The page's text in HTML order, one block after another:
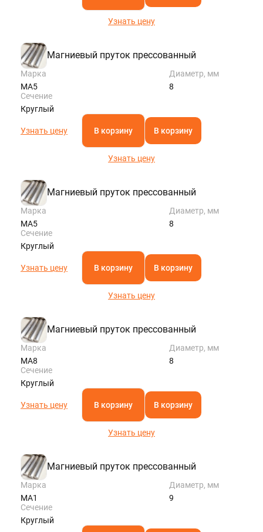
Узнать цену
Магниевый пруток прессованный
Марка
МА5
Диаметр, мм
8
Сечение
Круглый
Узнать цену В корзину В корзину
Узнать цену
Магниевый пруток прессованный
Марка
МА5
Диаметр, мм
8
Сечение
Круглый
Узнать цену В корзину В корзину
Узнать цену
Магниевый пруток прессованный
Марка
МА8
Диаметр, мм
8
Сечение
Круглый
Узнать цену В корзину В корзину
Узнать цену
Магниевый пруток прессованный
Марка
МА1
Диаметр, мм
9
Сечение
Круглый